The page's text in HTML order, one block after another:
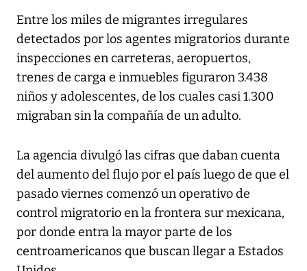
Entre los miles de migrantes irregulares
detectados por los agentes migratorios durante
inspecciones en carreteras, aeropuertos,
trenes de carga e inmuebles figuraron 3.438
niños y adolescentes, de los cuales casi 1.300
migraban sin la compañía de un adulto.
La agencia divulgó las cifras que daban cuenta
del aumento del flujo por el país luego de que el
pasado viernes comenzó un operativo de
control migratorio en la frontera sur mexicana,
por donde entra la mayor parte de los
centroamericanos que buscan llegar a Estados